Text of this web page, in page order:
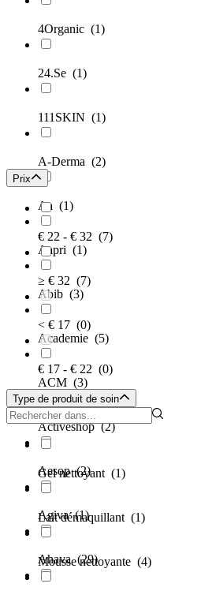
4Organic (1)
24.Se (1)
111SKIN (1)
A-Derma (2)
Aa (1)
Aapri (1)
Abib (3)
Academie (5)
ACM (3)
Activeshop(2)
Aesop(2)
Agiva(1)
Ahava(29)
Prix
€ 22 - € 32 (7)
≥ € 32 (7)
< € 17 (0)
€ 17 - € 22 (0)
Type de produit de soin
Gel nettoyant (1)
Lait démaquillant (1)
Mousse nettoyante (4)